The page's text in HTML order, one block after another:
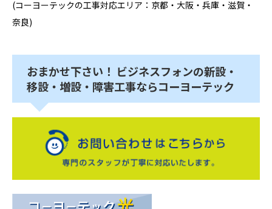
(コーヨーテックの工事対応エリア：京都・大阪・兵庫・滋賀・
奈良)
おまかせ下さい！ ビジネスフォンの新設・
移設・増設・障害工事ならコーヨーテック